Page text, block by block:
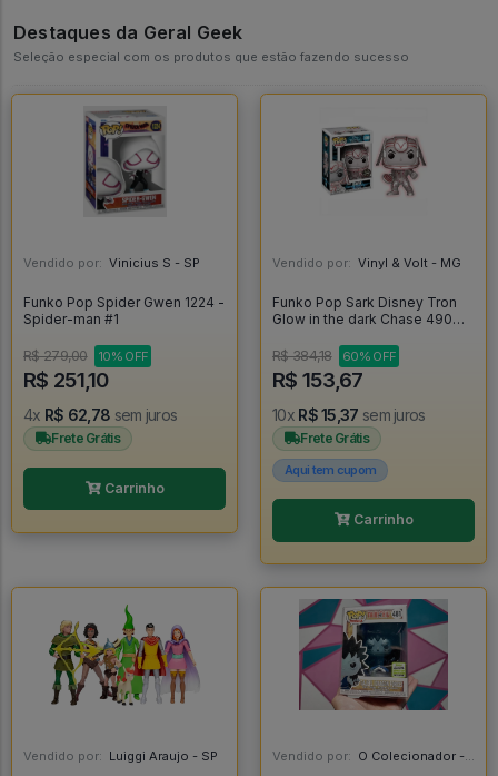
Destaques da Geral Geek
Seleção especial com os produtos que estão fazendo sucesso
Vendido por: Vinicius S - SP
Funko Pop Spider Gwen 1224 -
Spider-man #1
R$ 279,00 10% OFF
R$ 251,10
4x R$ 62,78 sem juros
Frete Grátis
Carrinho
Vendido por: Vinyl & Volt - MG
Funko Pop Sark Disney Tron
Glow in the dark Chase 490
#490
R$ 384,18 60% OFF
R$ 153,67
10x R$ 15,37 sem juros
Frete Grátis
Aqui tem cupom
Carrinho
Vendido por: Luiggi Araujo - SP Vendido por: O Colecionador - SP